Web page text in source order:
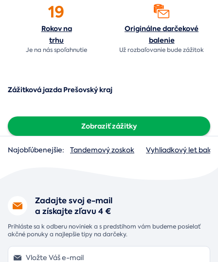
19
Rokov na
trhu
Je na násspoľahnutie
Originálne darčekové
balenie
Už rozbaľovanie budezážitok
Zážitková jazda Prešovský kraj
Zobraziť zážitky
Najobľúbenejšie: Tandemový zoskok Vyhliadkový let
Zadajte svoj e-mail
a získajte zľavu 4 €
Prihláste sa k odberu noviniek a s predstihom vám budeme posielať
akčné ponuky a najlepšie tipy na darčeky.